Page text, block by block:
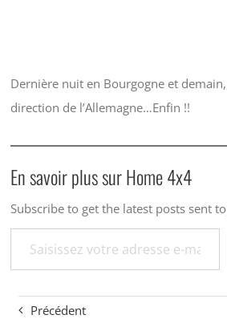
Dernière nuit en Bourgogne et
direction de l’Allemagne…Enfin !!
En savoir plus sur Home 4x4
Subscribe to get the latest posts sent
Saisissez votre adresse e-mail…
Précédent